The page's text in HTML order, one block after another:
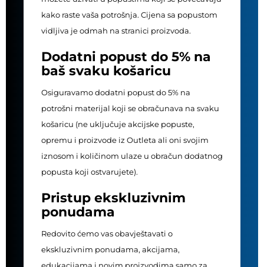
kako raste vaša potrošnja. Cijena sa popustom
vidljiva je odmah na stranici proizvoda.
Dodatni popust do 5% na
baš svaku košaricu
Osiguravamo dodatni popust do 5% na
potrošni materijal koji se obračunava na svaku
košaricu (ne uključuje akcijske popuste,
opremu i proizvode iz Outleta ali oni svojim
iznosom i količinom ulaze u obračun dodatnog
popusta koji ostvarujete).
Pristup ekskluzivnim
ponudama
Redovito ćemo vas obavještavati o
ekskluzivnim ponudama, akcijama,